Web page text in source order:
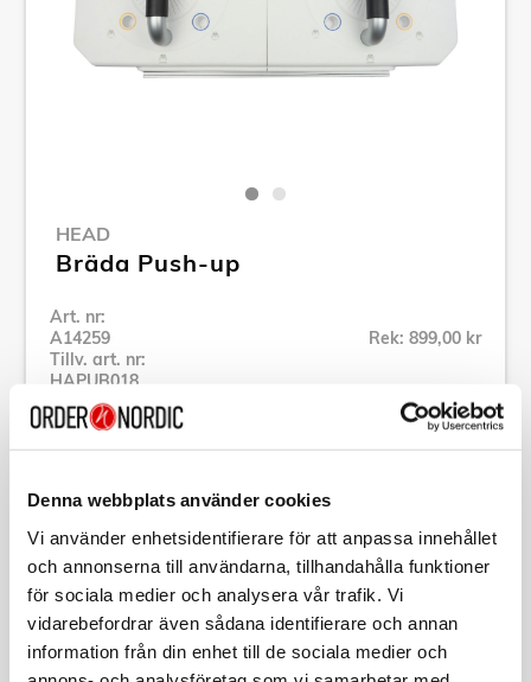
Denna webbplats använder cookies
Vi använder enhetsidentifierare för att anpassa innehållet
och annonserna till användarna, tillhandahålla funktioner
för sociala medier och analysera vår trafik. Vi
vidarebefordrar även sådana identifierare och annan
information från din enhet till de sociala medier och
HEAD
Bräda Push-up
Art. nr:
A14259
Tillv. art. nr:
HAPUB018
Rek: 899,00 kr
Se alla produkter inom HEAD
Specifikation
Beskrivning
Art. nr:A14259